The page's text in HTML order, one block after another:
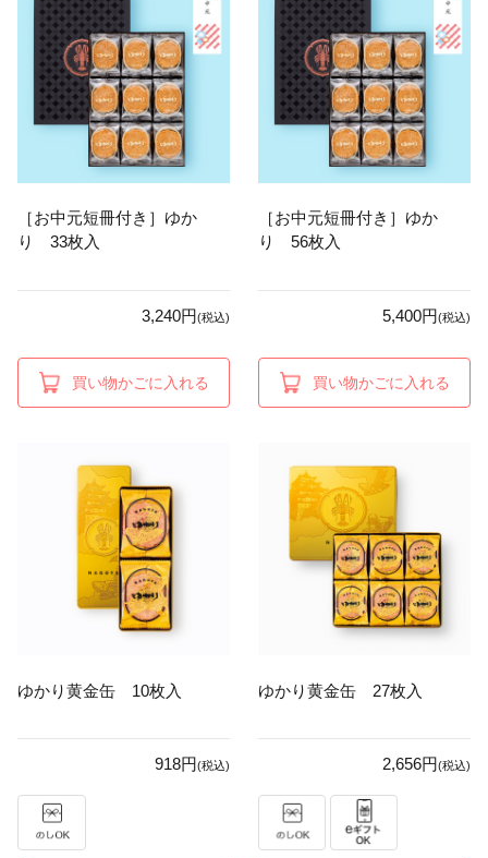
［お中元短冊付き］ゆか
り 33枚入
3,240円(税込)
買い物かごに入れる
［お中元短冊付き］ゆか
り 56枚入
5,400円(税込)
買い物かごに入れる
ゆかり黄金缶 10枚入
918円(税込)
ゆかり黄金缶 27枚入
2,656円(税込)